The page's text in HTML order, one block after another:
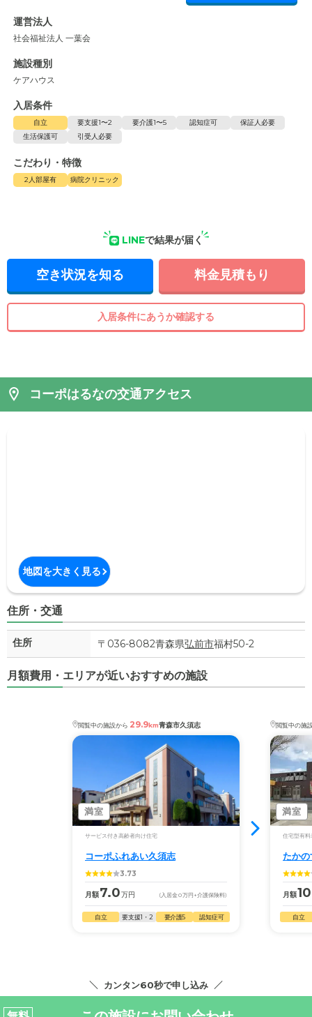
運営法人
社会福祉法人 一葉会
施設種別
ケアハウス
入居条件
自立 要支援1〜2 要介護1〜5 認知症可
保証人必要
生活保護可
引受人必要
こだわり・特徴
2人部屋有 病院クリニック
LINEで結果が届く
空き状況を知る 料金見積もり
入居条件にあうか確認する
コーポはるなの交通アクセス
地図を大きく見る
住所・交通
住所 〒036-8082青森県弘前市福村50-2
月額費用・エリアが近いおすすめの施設
閲覧中の施設から 29.9km青森市久須志
満室
サービス付き高齢者向け住宅
コーポふれあい久須志
3.73
月額7.0万円 (入居金0万円 +介護保険料)
自立 要支援1・2 要介護5 認知症可
閲覧中の施
満室
住宅型有料
たか
月額
自立
カンタン60秒で申し込み